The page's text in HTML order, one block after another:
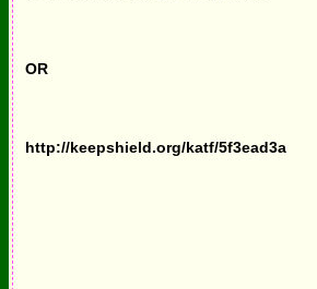
OR
http://keepshield.org/katf/5f3ead3a